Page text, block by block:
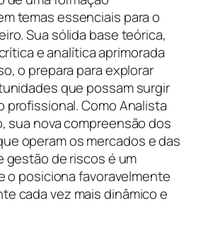
temas essenciais para o
Sua sólida base teórica,
e analítica aprimorada
o prepara para explorar
que possam surgir
profissional. Como Analista
sua nova compreensão dos
operam os mercados e das
gestão de riscos é um
o posiciona favoravelmente
cada vez mais dinâmico e